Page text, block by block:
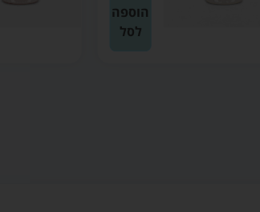
הוספה
לסל